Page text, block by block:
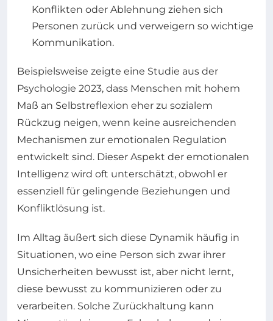
Konflikten oder Ablehnung ziehen sich
Personen zurück und verweigern so wichtige
Kommunikation.
Beispielsweise zeigte eine Studie aus der
Psychologie 2023, dass Menschen mit hohem
Maß an Selbstreflexion eher zu sozialem
Rückzug neigen, wenn keine ausreichenden
Mechanismen zur emotionalen Regulation
entwickelt sind. Dieser Aspekt der emotionalen
Intelligenz wird oft unterschätzt, obwohl er
essenziell für gelingende Beziehungen und
Konfliktlösung ist.
Im Alltag äußert sich diese Dynamik häufig in
Situationen, wo eine Person sich zwar ihrer
Unsicherheiten bewusst ist, aber nicht lernt,
diese bewusst zu kommunizieren oder zu
verarbeiten. Solche Zurückhaltung kann